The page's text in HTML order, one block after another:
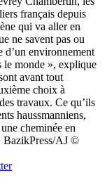
français depuis
qui va aller en
ne savent pas ou
d’un environnement
le monde », explique
avant tout
choix à
travaux. Ce qu’ils
haussmanniens,
cheminée en
BazikPress/AJ ©